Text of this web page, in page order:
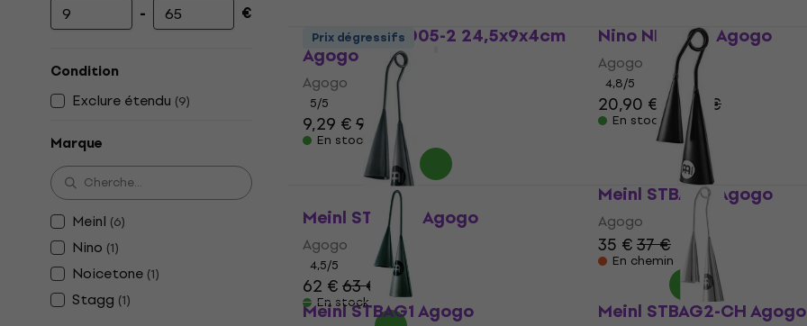
Prix minimum
- Prix maximum
€
Condition
Exclure étendu (9)
Marque
Meinl (6)
Nino (1)
Noicetone (1)
Stagg (1)
Noicetone S005-2 24,5x9x4cm
Agogo
Agogo
5/5
9,29 €9,89 €
En stock
Nino NINO561 Agogo
Agogo
4,8/5
20,90 € 21,40 €
En stock
Prix dégressifs
Meinl STBAG2 Agogo
Agogo
4,5/5
62 €63 €
En stock
Meinl STBAG5 Agogo
Agogo
35 €37 €
En chemin
Meinl STBAG1 Agogo Meinl STBAG2-CH Agogo